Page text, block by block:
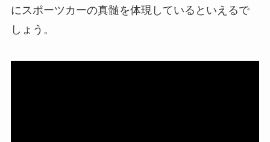
にスポーツカーの真髄を体現しているといえるで
しょう。